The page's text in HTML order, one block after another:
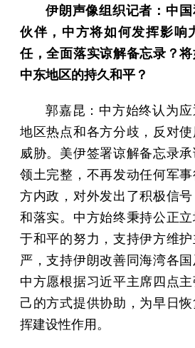
伊朗声像组织记者：中
伙伴，中方将如何发挥影响
任，全面落实谅解备忘录？
中东地区的持久和平？
郭嘉昆：中方始终认为
地区热点和各方分歧，反对
威胁。美伊签署谅解备忘录
领土完整，不再发动任何军
方内政，对外发出了积极信
和落实。中方始终秉持公正
于和平的努力，支持伊方维
严，支持伊朗改善同海湾各国
中方愿根据习近平主席四点
己的方式提供协助，为早日
挥建设性作用。